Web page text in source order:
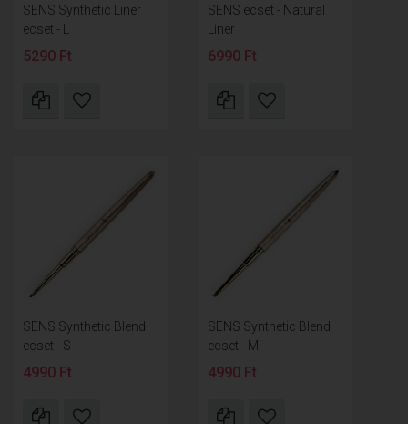
SENS Synthetic Liner
ecset - L
5290 Ft
SENS ecset - Natural
Liner
6990 Ft
SENS Synthetic Blend
ecset - S
4990 Ft
SENS Synthetic Blend
ecset - M
4990 Ft